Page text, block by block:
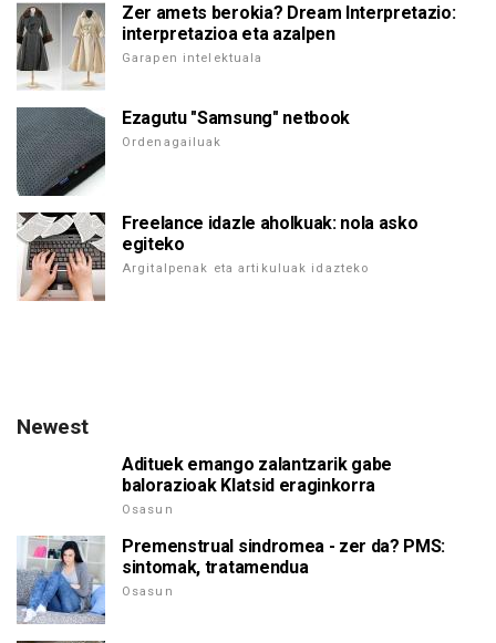
Zer amets berokia? Dream Interpretazio:
interpretazioa eta azalpen
Garapen intelektuala
Ezagutu "Samsung" netbook
Ordenagailuak
Freelance idazle aholkuak: nola asko
egiteko
Argitalpenak eta artikuluak idazteko
Newest
Adituek emango zalantzarik gabe
balorazioak Klatsid eraginkorra
Osasun
Premenstrual sindromea - zer da? PMS:
sintomak, tratamendua
Osasun